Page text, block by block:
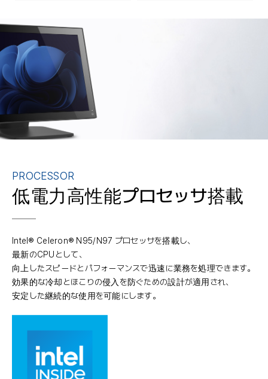
PROCESSOR
低電力高性能プロセッサ搭載
Intel® Celeron® N95/N97 プロセッサを搭載し、
最新のCPUとして、
向上したスピードとパフォーマンスで迅速に業務を処理できます。
効果的な冷却とほこりの侵入を防ぐための設計が適用され、
安定した継続的な使用を可能にします。